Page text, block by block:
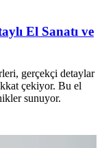
El Sanatı ve
gerçekçi detaylar
çekiyor. Bu el
sunuyor.